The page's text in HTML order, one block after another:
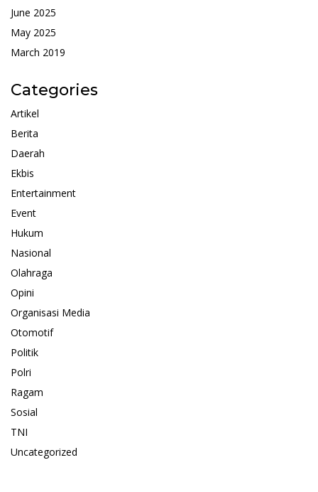
June 2025
May 2025
March 2019
Categories
Artikel
Berita
Daerah
Ekbis
Entertainment
Event
Hukum
Nasional
Olahraga
Opini
Organisasi Media
Otomotif
Politik
Polri
Ragam
Sosial
TNI
Uncategorized